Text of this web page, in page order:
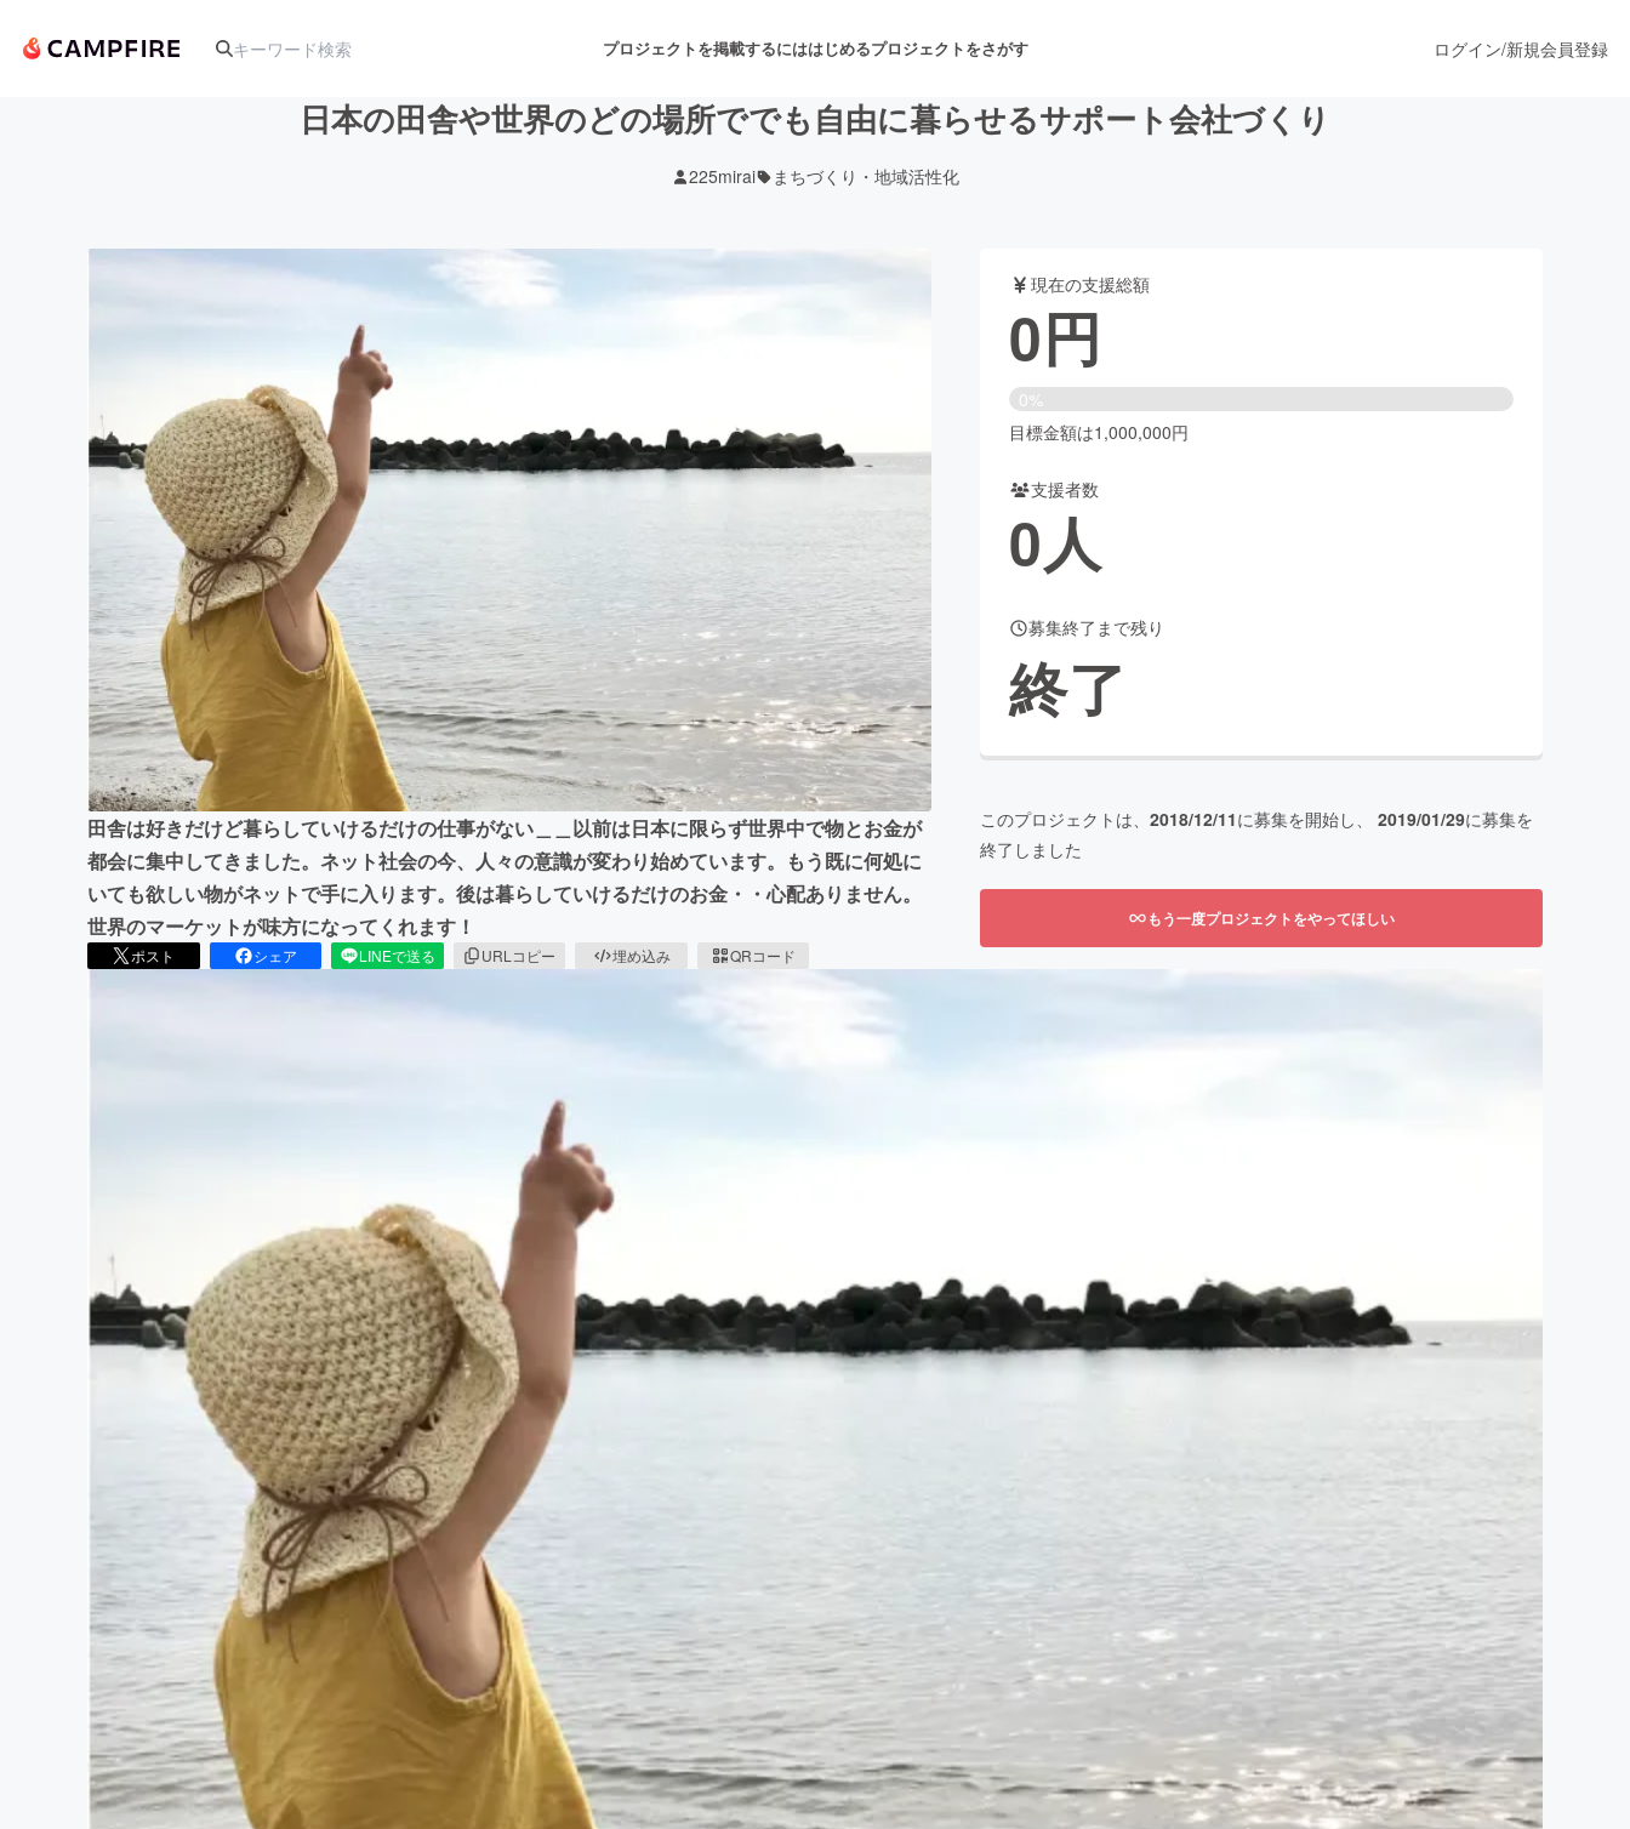
プロジェクトを掲載するにははじめるプロジェクトをさがす
舞台・パフォーマンス
テクノロジー・ガジェット
映像・映画 書籍・雑誌出版
ビジネス・起業 ビューティー・ヘルスケア
まちづくり・地域活性化
CAMPFIRE for Social GoodCAMPFIRE Creation
CAMPFIREふるさと納税
machi-yaコミュニティ
ログイン/新規会員登録
日本の田舎や世界のどの場所ででも自由に暮らせるサポート会社づくり
225mirai まちづくり・地域活性化
田舎は好きだけど暮らしていけるだけの仕事がない＿＿以前は日本に限らず世界中で物とお金が
都会に集中してきました。ネット社会の今、人々の意識が変わり始めています。もう既に何処に
いても欲しい物がネットで手に入ります。後は暮らしていけるだけのお金・・心配ありません。
世界のマーケットが味方になってくれます！
ポスト シェア LINEで送る URLコピー 埋め込み QRコード
現在の支援総額
0円
0%
目標金額は1,000,000円
支援者数
0人
募集終了まで残り
終了
このプロジェクトは、 2018/12/11に募集を開始し、 2019/01/29に募集を
終了しました
もう一度プロジェクトをやってほしい